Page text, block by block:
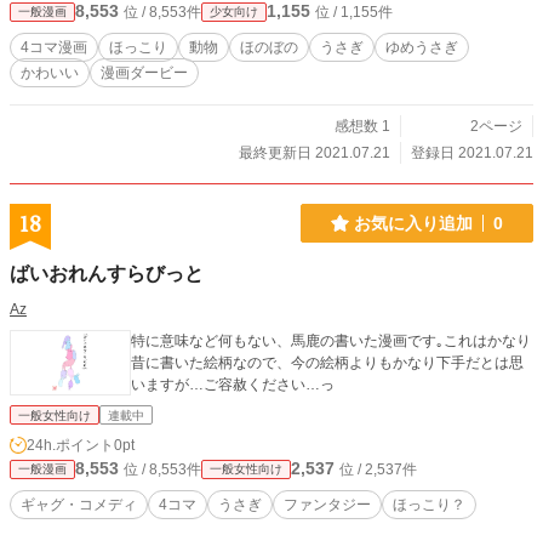
一般漫画 8,553 位 / 8,553件 少女向け 1,155 位 / 1,155件
4コマ漫画 ほっこり 動物 ほのぼの うさぎ
ゆめうさぎ
かわいい
漫画ダービー
感想数 1
2ページ
最終更新日 2021.07.21
登録日 2021.07.21
18 お気に入り追加 0
ばいおれんすらびっと
Az
特に意味など何もない、馬鹿の書いた漫画です｡これはかなり
昔に書いた絵柄なので、今の絵柄よりもかなり下手だとは思
いますが…ご容赦ください…っ
一般女性向け 連載中
24h.ポイント 0pt
一般漫画 8,553 位 / 8,553件 一般女性向け 2,537 位 / 2,537件
ギャグ・コメディ 4コマ うさぎ ファンタジー ほっこり？